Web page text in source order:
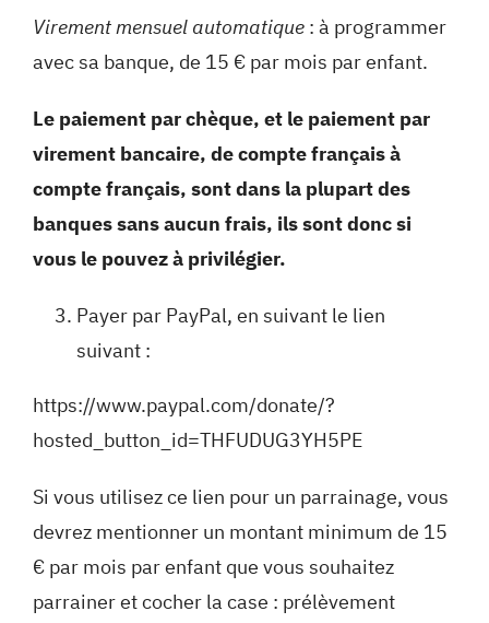
Virement mensuel automatique: à programmer
avec sa banque, de 15 € par mois par enfant.
Le paiement par chèque, et le paiement par
virement bancaire, de compte français à
compte français, sont dans la plupart des
banques sans aucun frais, ils sont donc si
vous le pouvez à privilégier.
Payer par PayPal, en suivant le lien
suivant :
https://www.paypal.com/donate/?
hosted_button_id=THFUDUG3YH5PE
Si vous utilisez ce lien pour un parrainage, vous
devrez mentionner un montant minimum de 15
€ par mois par enfant que vous souhaitez
parrainer et cocher la case : prélèvement